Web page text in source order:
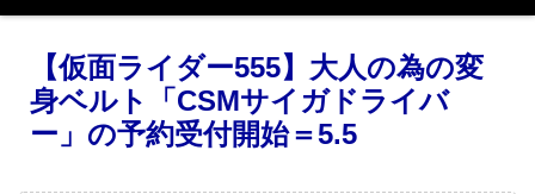
【仮面ライダー555】大人の為の変
身ベルト「CSMサイガドライバ
ー」の予約受付開始＝5.5